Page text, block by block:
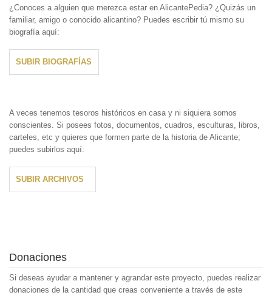
¿Conoces a alguien que merezca estar en AlicantePedia? ¿Quizás un
familiar, amigo o conocido alicantino? Puedes escribir tú mismo su
biografía aquí:
SUBIR BIOGRAFÍAS
A veces tenemos tesoros históricos en casa y ni siquiera somos
conscientes. Si posees fotos, documentos, cuadros, esculturas, libros,
carteles, etc y quieres que formen parte de la historia de Alicante;
puedes subirlos aquí:
SUBIR ARCHIVOS
Donaciones
Si deseas ayudar a mantener y agrandar este proyecto, puedes realizar
donaciones de la cantidad que creas conveniente a través de este